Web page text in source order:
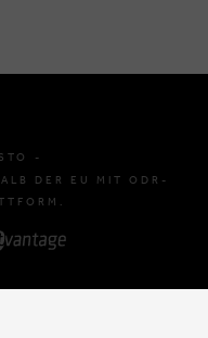
-
DER EU MIT ODR-